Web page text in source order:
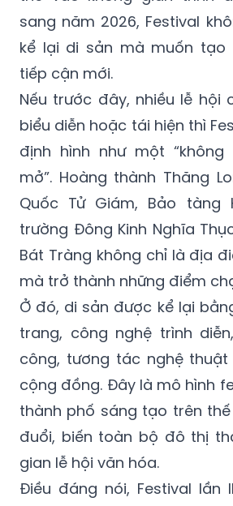
sang năm 2026, Festival
kể lại di sản mà muốn tạo
tiếp cận mới.
Nếu trước đây, nhiều lễ hội
biểu diễn hoặc tái hiện thì
định hình như một
mở”. Hoàng thành Thăng
Quốc Tử Giám, Bảo tàng
trường Đông Kinh Nghĩa
Bát Tràng không chỉ là địa
mà trở thành những điểm
Ở đó, di sản được kể lại
trang, công nghệ trình
công, tương tác nghệ
cộng đồng. Đây là mô hình
thành phố sáng tạo trên
đuổi, biến toàn bộ đô thị
gian lễ hội văn hóa.
Điều đáng nói, Festival lần